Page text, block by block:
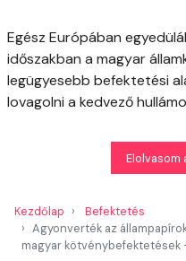
Egész Európában
időszakban a magyar
legügyesebb befektetési
lovagolni a kedvező
Elolvasom
Kezdőlap
Befektetés
Agyonverték az
magyar kötvénybefektetések